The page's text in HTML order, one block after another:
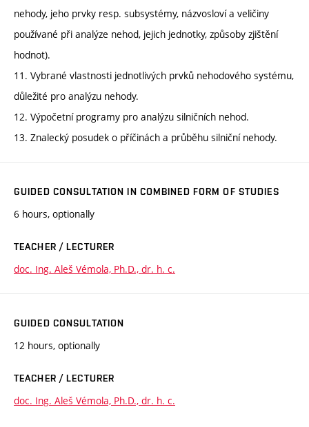
nehody, jeho prvky resp. subsystémy, názvosloví a veličiny
používané při analýze nehod, jejich jednotky, způsoby zjištění
hodnot).
11. Vybrané vlastnosti jednotlivých prvků nehodového systému,
důležité pro analýzu nehody.
12. Výpočetní programy pro analýzu silničních nehod.
13. Znalecký posudek o příčinách a průběhu silniční nehody.
GUIDED CONSULTATION IN COMBINED FORM OF STUDIES
6 hours, optionally
TEACHER / LECTURER
doc. Ing. Aleš Vémola, Ph.D., dr. h. c.
GUIDED CONSULTATION
12 hours, optionally
TEACHER / LECTURER
doc. Ing. Aleš Vémola, Ph.D., dr. h. c.